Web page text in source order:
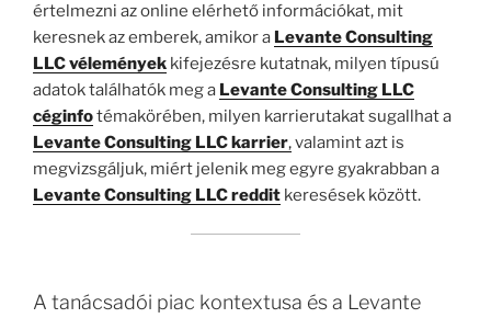
értelmezni az online elérhető információkat, mit
keresnek az emberek, amikor a Levante Consulting
LLC vélemények kifejezésre kutatnak, milyen típusú
adatok találhatók meg a Levante Consulting LLC
céginfotémakörében, milyen karrierutakat sugallhat a
Levante Consulting LLC karrier,valamint azt is
megvizsgáljuk, miért jelenik meg egyre gyakrabban a
Levante Consulting LLC reddit keresések között.
A tanácsadói piac kontextusa és a Levante